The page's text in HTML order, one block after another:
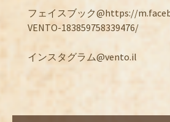
フェイスブック@https://
VENTO-183859758339476/
インスタグラム@vento.il